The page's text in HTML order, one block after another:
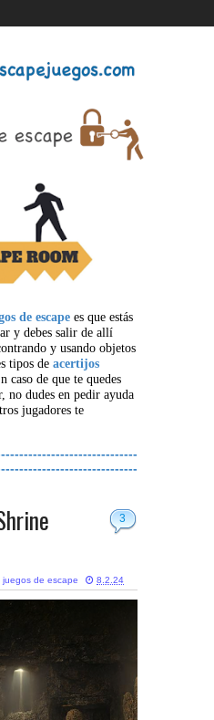
de escape es que estás
y debes salir de allí
y usando objetos
tipos de acertijos
caso de que te quedes
no dudes en pedir ayuda
jugadores te
3
juegos de escape 8.2.24